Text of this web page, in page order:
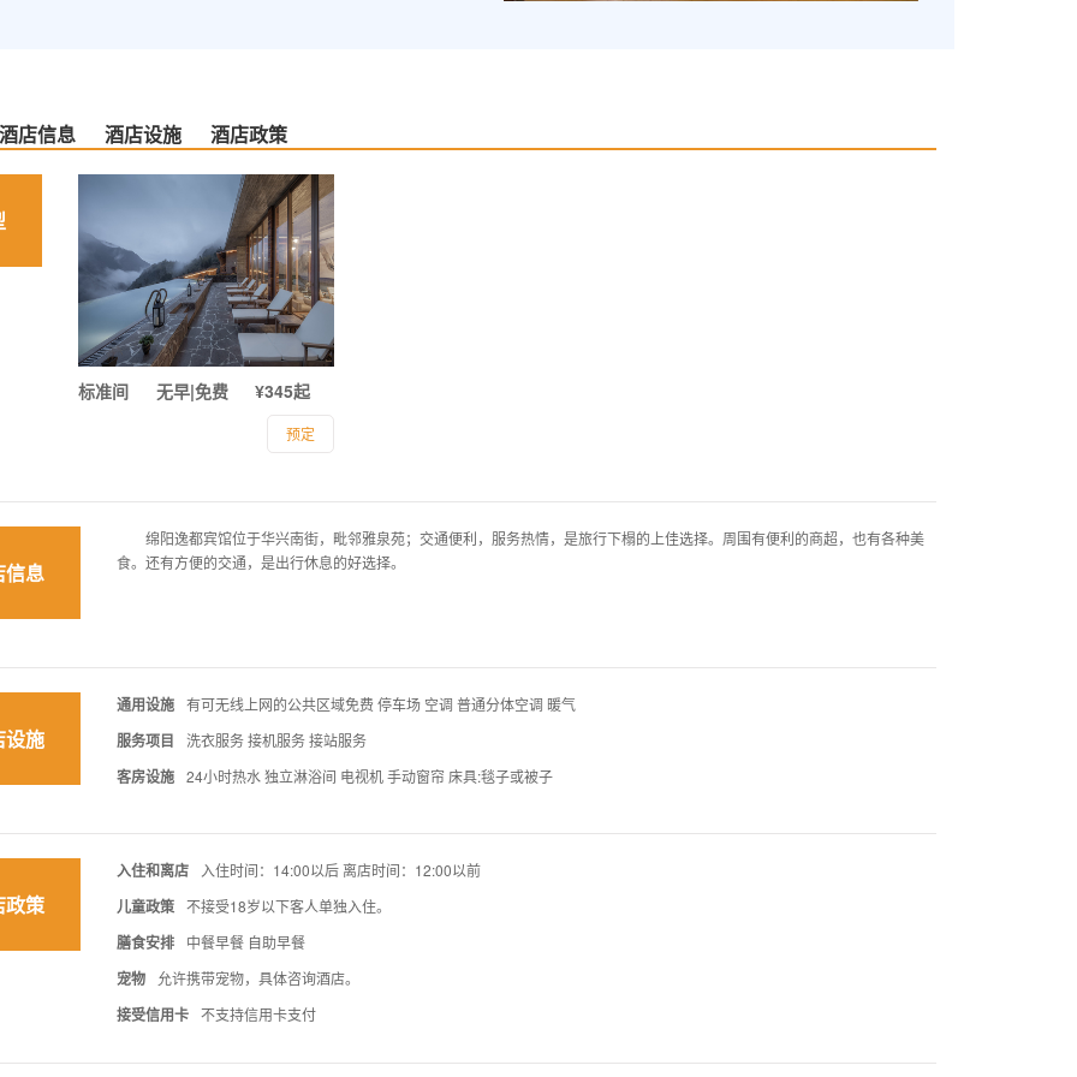
酒店信息 酒店设施 酒店政策
标准间 ¥345起
无早|免费
预定
信息
绵阳逸都宾馆位于华兴南街，毗邻雅泉苑；交通便利，服务热情，是旅行下榻的上佳选择。周围有便利的商超，也有各种美
食。还有方便的交通，是出行休息的好选择。
设施
通用设施 有可无线上网的公共区域免费 停车场 空调 普通分体空调 暖气
服务项目 洗衣服务 接机服务 接站服务
客房设施 24小时热水 独立淋浴间 电视机 手动窗帘 床具:毯子或被子
政策
入住和离店 入住时间：14:00以后 离店时间：12:00以前
儿童政策 不接受18岁以下客人单独入住。
膳食安排 中餐早餐 自助早餐
宠物 允许携带宠物，具体咨询酒店。
接受信用卡 不支持信用卡支付